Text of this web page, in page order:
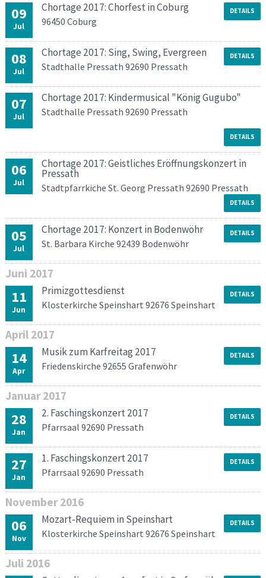
09
Jul
Chortage 2017: Chorfest in Coburg
96450 Coburg
DETAILS
08
Jul
Chortage 2017: Sing, Swing, Evergreen
Stadthalle Pressath 92690 Pressath
DETAILS
07
Jul
Chortage 2017: Kindermusical "König Gugubo"
Stadthalle Pressath 92690 Pressath
DETAILS
06
Jul
Chortage 2017: Geistliches Eröffnungskonzert in
Pressath
Stadtpfarrkiche St. Georg Pressath 92690 Pressath
DETAILS
05
Jul
Chortage 2017: Konzert in Bodenwöhr
St. Barbara Kirche 92439 Bodenwöhr
DETAILS
Juni 2017
11
Jun
Primizgottesdienst
Klosterkirche Speinshart 92676 Speinshart
DETAILS
April 2017
14
Apr
Musik zum Karfreitag 2017
Friedenskirche 92655 Grafenwöhr
DETAILS
Januar 2017
28
Jan
2. Faschingskonzert 2017
Pfarrsaal 92690 Pressath
DETAILS
27
Jan
1. Faschingskonzert 2017
Pfarrsaal 92690 Pressath
DETAILS
November 2016
06
Nov
Mozart-Requiem in Speinshart
Klosterkirche Speinshart 92676 Speinshart
DETAILS
Juli 2016